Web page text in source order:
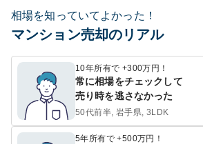
相場を知っていてよかった！
マンション売却のリアル
10年所有で +300万円！
常に相場をチェックして
売り時を逃さなかった
50代前半, 岩手県, 3LDK
5年所有で +500万円！